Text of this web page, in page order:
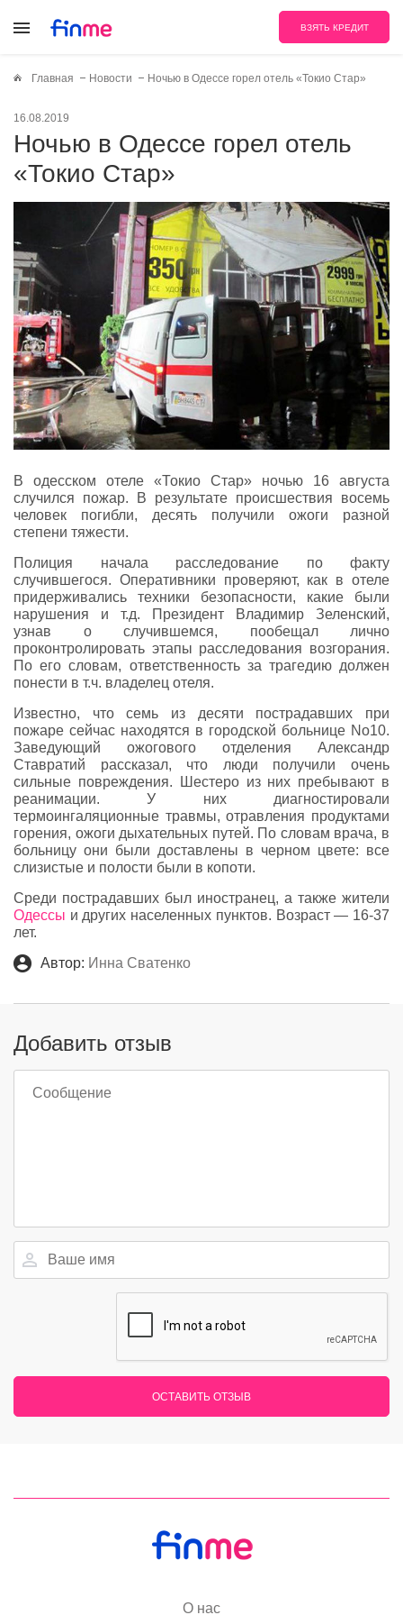
ВЗЯТЬ КРЕДИТ
Главная Новости Ночью в Одессе горел отель «Токио Стар»
16.08.2019
Ночью в Одессе горел отель
«Токио Стар»
В одесском отеле «Токио Стар» ночью 16 августа
случился пожар. В результате происшествия восемь
человек погибли, десять получили ожоги разной
степени тяжести.
Полиция начала расследование по факту
случившегося. Оперативники проверяют, как в отеле
придерживались техники безопасности, какие были
нарушения и т.д. Президент Владимир Зеленский,
узнав о случившемся, пообещал лично
проконтролировать этапы расследования возгорания.
По его словам, ответственность за трагедию должен
понести в т.ч. владелец отеля.
Известно, что семь из десяти пострадавших при
пожаре сейчас находятся в городской больнице No10.
Заведующий ожогового отделения Александр
Ставратий рассказал, что люди получили очень
сильные повреждения. Шестеро из них пребывают в
реанимации. У них диагностировали
термоингаляционные травмы, отравления продуктами
горения, ожоги дыхательных путей. По словам врача, в
больницу они были доставлены в черном цвете: все
слизистые и полости были в копоти.
Среди пострадавших был иностранец, а также жители
Одессы и других населенных пунктов. Возраст — 16-37
лет.
Автор: Инна Сватенко
Добавить отзыв
ОСТАВИТЬ ОТЗЫВ
О нас